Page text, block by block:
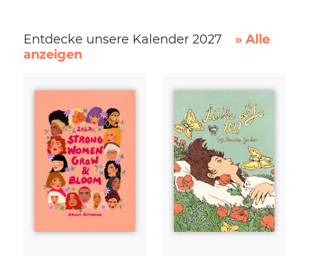
Entdecke unsere Kalender 2027
» Alle
anzeigen